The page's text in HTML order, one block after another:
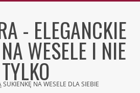
- ELEGANCKIE
WESELE I NIE
TYLKONA WESELE DLA SIEBIE